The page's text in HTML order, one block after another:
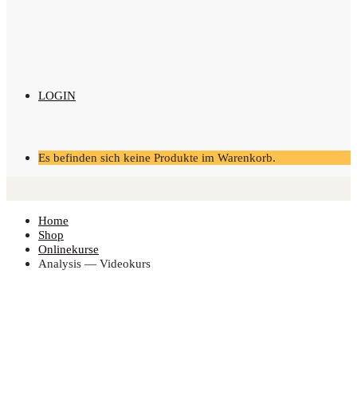
LOGIN
Es befinden sich keine Produkte im Warenkorb.
Home
Shop
Onlinekurse
Ana­ly­sis — Videokurs